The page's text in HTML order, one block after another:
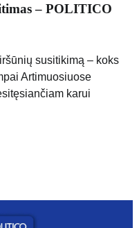
– POLITICO
susitikimą – koks
Artimuosiuose
karui